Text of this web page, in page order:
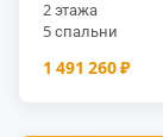
2 этажа
5 спальни
1 491 260 ₽